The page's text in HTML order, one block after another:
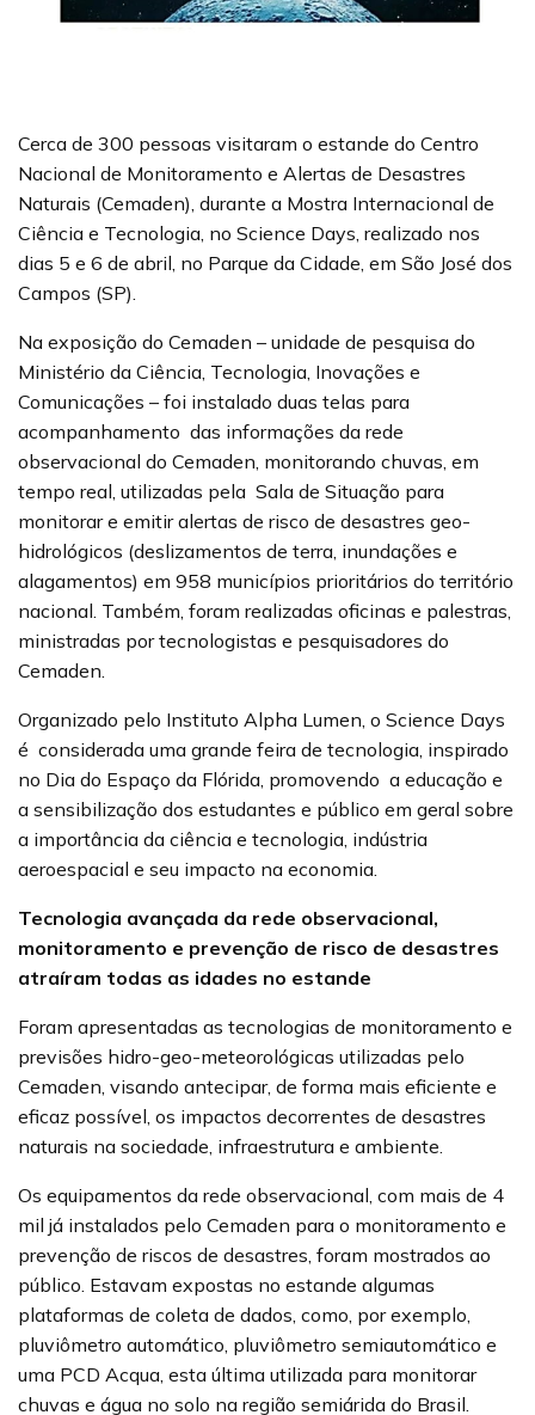
Cerca de 300 pessoas visitaram o estande do Centro
Nacional de Monitoramento e Alertas de Desastres
Naturais (Cemaden), durante a Mostra Internacional de
Ciência e Tecnologia, no Science Days, realizado nos
dias 5 e 6 de abril, no Parque da Cidade, em São José dos
Campos (SP).
Na exposição do Cemaden – unidade de pesquisa do
Ministério da Ciência, Tecnologia, Inovações e
Comunicações – foi instalado duas telas para
acompanhamento das informações da rede
observacional do Cemaden, monitorando chuvas, em
tempo real, utilizadas pela Sala de Situação para
monitorar e emitir alertas de risco de desastres geo-
hidrológicos (deslizamentos de terra, inundações e
alagamentos) em 958 municípios prioritários do território
nacional. Também, foram realizadas oficinas e palestras,
ministradas por tecnologistas e pesquisadores do
Cemaden.
Organizado pelo Instituto Alpha Lumen, o Science Days
é considerada uma grande feira de tecnologia, inspirado
no Dia do Espaço da Flórida, promovendo a educação e
a sensibilização dos estudantes e público em geral sobre
a importância da ciência e tecnologia, indústria
aeroespacial e seu impacto na economia.
Tecnologia avançada da rede observacional,
monitoramento e prevenção de risco de desastres
atraíram todas as idades no estande
Foram apresentadas as tecnologias de monitoramento e
previsões hidro-geo-meteorológicas utilizadas pelo
Cemaden, visando antecipar, de forma mais eficiente e
eficaz possível, os impactos decorrentes de desastres
naturais na sociedade, infraestrutura e ambiente.
Os equipamentos da rede observacional, com mais de 4
mil já instalados pelo Cemaden para o monitoramento e
prevenção de riscos de desastres, foram mostrados ao
público. Estavam expostas no estande algumas
plataformas de coleta de dados, como, por exemplo,
pluviômetro automático, pluviômetro semiautomático e
uma PCD Acqua, esta última utilizada para monitorar
chuvas e água no solo na região semiárida do Brasil.